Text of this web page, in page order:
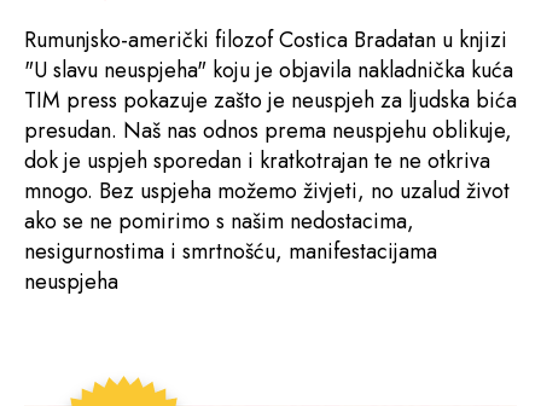
Rumunjsko-američki filozof Costica Bradatan u knjizi
"U slavu neuspjeha" koju je objavila nakladnička kuća
TIM press pokazuje zašto je neuspjeh za ljudska bića
presudan. Naš nas odnos prema neuspjehu oblikuje,
dok je uspjeh sporedan i kratkotrajan te ne otkriva
mnogo. Bez uspjeha možemo živjeti, no uzalud život
ako se ne pomirimo s našim nedostacima,
nesigurnostima i smrtnošću, manifestacijama
neuspjeha